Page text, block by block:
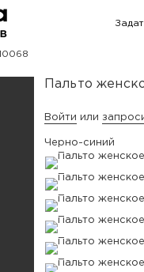
ПАРТНЕРОВ
Пальто
Войти или
Черно-синий